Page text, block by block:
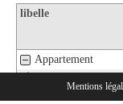
Mentions
Rubriques :
libelle
Appartement
2- Surface de 30